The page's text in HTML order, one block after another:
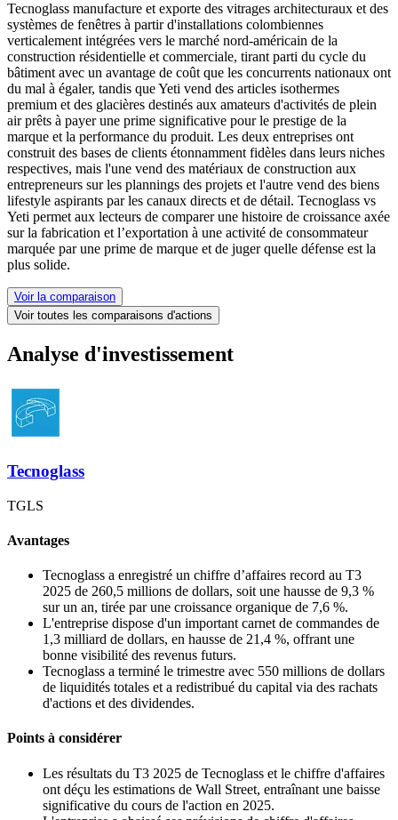
Tecnoglass manufacture et exporte des vitrages architecturaux et des
systèmes de fenêtres à partir d'installations colombiennes
verticalement intégrées vers le marché nord-américain de la
construction résidentielle et commerciale, tirant parti du cycle du
bâtiment avec un avantage de coût que les concurrents nationaux ont
du mal à égaler, tandis que Yeti vend des articles isothermes
premium et des glacières destinés aux amateurs d'activités de plein
air prêts à payer une prime significative pour le prestige de la
marque et la performance du produit. Les deux entreprises ont
construit des bases de clients étonnamment fidèles dans leurs niches
respectives, mais l'une vend des matériaux de construction aux
entrepreneurs sur les plannings des projets et l'autre vend des biens
lifestyle aspirants par les canaux directs et de détail. Tecnoglass vs
Yeti permet aux lecteurs de comparer une histoire de croissance axée
sur la fabrication et l’exportation à une activité de consommateur
marquée par une prime de marque et de juger quelle défense est la
plus solide.
Voir la comparaison
Voir toutes les comparaisons d'actions
Analyse d'investissement
Tecnoglass
TGLS
Avantages
Tecnoglass a enregistré un chiffre d’affaires record au T3
2025 de 260,5 millions de dollars, soit une hausse de 9,3 %
sur un an, tirée par une croissance organique de 7,6 %.
L'entreprise dispose d'un important carnet de commandes de
1,3 milliard de dollars, en hausse de 21,4 %, offrant une
bonne visibilité des revenus futurs.
Tecnoglass a terminé le trimestre avec 550 millions de dollars
de liquidités totales et a redistribué du capital via des rachats
d'actions et des dividendes.
Points à considérer
Les résultats du T3 2025 de Tecnoglass et le chiffre d'affaires
ont déçu les estimations de Wall Street, entraînant une baisse
significative du cours de l'action en 2025.